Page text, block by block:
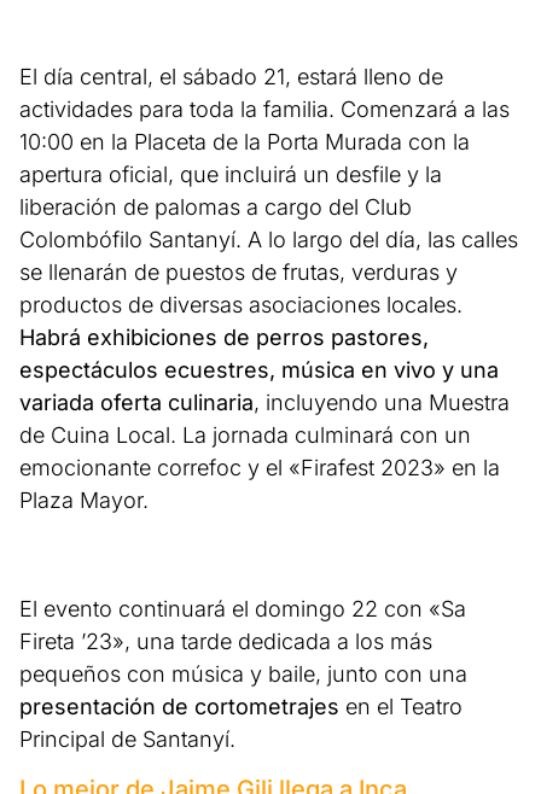
El día central, el sábado 21, estará lleno de
actividades para toda la familia. Comenzará a las
10:00 en la Placeta de la Porta Murada con la
apertura oficial, que incluirá un desfile y la
liberación de palomas a cargo del Club
Colombófilo Santanyí. A lo largo del día, las calles
se llenarán de puestos de frutas, verduras y
productos de diversas asociaciones locales.
Habrá exhibiciones de perros pastores,
espectáculos ecuestres, música en vivo y una
variada oferta culinaria, incluyendo una Muestra
de Cuina Local. La jornada culminará con un
emocionante correfoc y el «Firafest 2023» en la
Plaza Mayor.
El evento continuará el domingo 22 con «Sa
Fireta ’23», una tarde dedicada a los más
pequeños con música y baile, junto con una
presentación de cortometrajes en el Teatro
Principal de Santanyí.